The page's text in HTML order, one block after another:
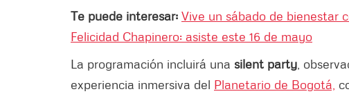
Te puede interesar: Vive un sábado de bienestar
Felicidad Chapinero: asiste este 16 de mayo
La programación incluirá una silent party ,
experiencia inmersiva del Planetario de Bogotá,